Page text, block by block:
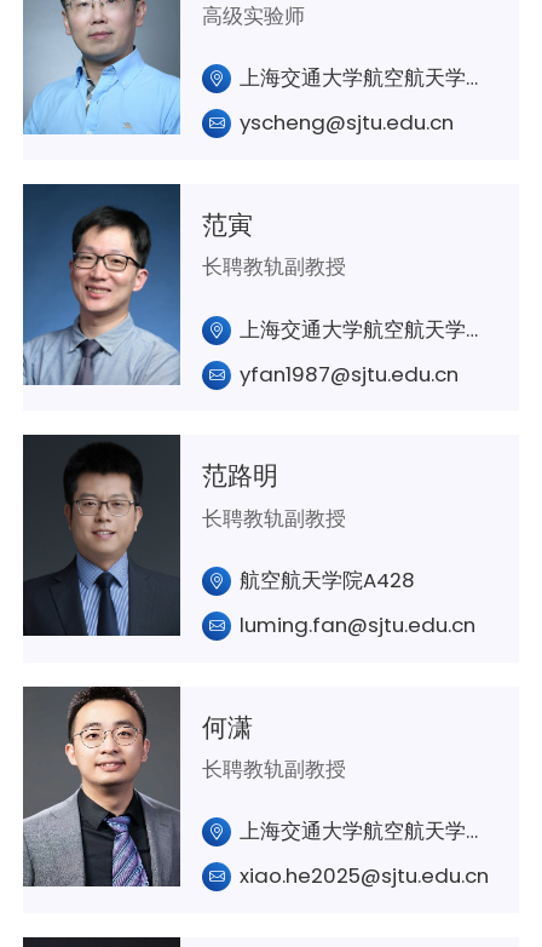
高级实验师
上海交通大学航空航天学院A324室
yscheng@sjtu.edu.cn
范寅
长聘教轨副教授
上海交通大学航空航天学院A237室
yfan1987@sjtu.edu.cn
范路明
长聘教轨副教授
航空航天学院A428
luming.fan@sjtu.edu.cn
何潇
长聘教轨副教授
上海交通大学航空航天学院A306室
xiao.he2025@sjtu.edu.cn